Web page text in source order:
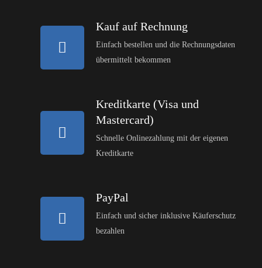
Kauf auf Rechnung
Einfach bestellen und die Rechnungsdaten
übermittelt bekommen
Kreditkarte (Visa und
Mastercard)
Schnelle Onlinezahlung mit der eigenen
Kreditkarte
PayPal
Einfach und sicher inklusive Käuferschutz
bezahlen